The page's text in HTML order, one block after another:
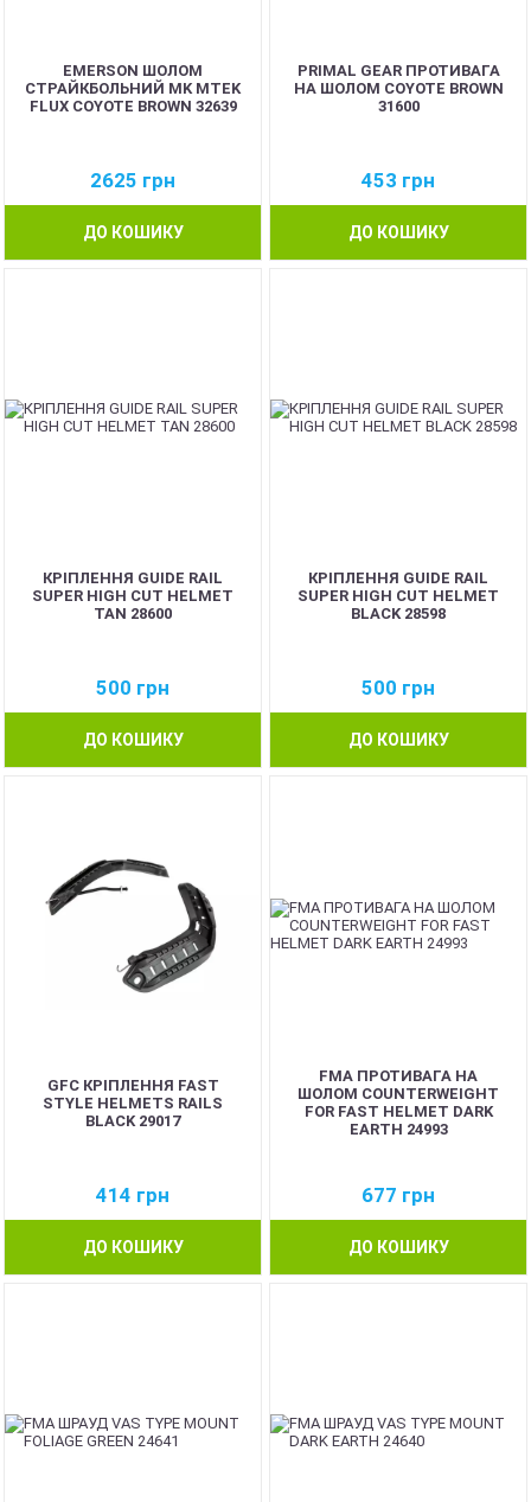
EMERSON ШОЛОМ
СТРАЙКБОЛЬНИЙ MK MTEK
FLUX COYOTE BROWN 32639
2625 грн
ДО КОШИКУ
PRIMAL GEAR ПРОТИВАГА
НА ШОЛОМ COYOTE BROWN
31600
453 грн
ДО КОШИКУ
КРІПЛЕННЯ GUIDE RAIL
SUPER HIGH CUT HELMET
TAN 28600
500 грн
ДО КОШИКУ
КРІПЛЕННЯ GUIDE RAIL
SUPER HIGH CUT HELMET
BLACK 28598
500 грн
ДО КОШИКУ
GFC КРІПЛЕННЯ FAST
STYLE HELMETS RAILS
BLACK 29017
414 грн
ДО КОШИКУ
FMA ПРОТИВАГА НА
ШОЛОМ COUNTERWEIGHT
FOR FAST HELMET DARK
EARTH 24993
677 грн
ДО КОШИКУ